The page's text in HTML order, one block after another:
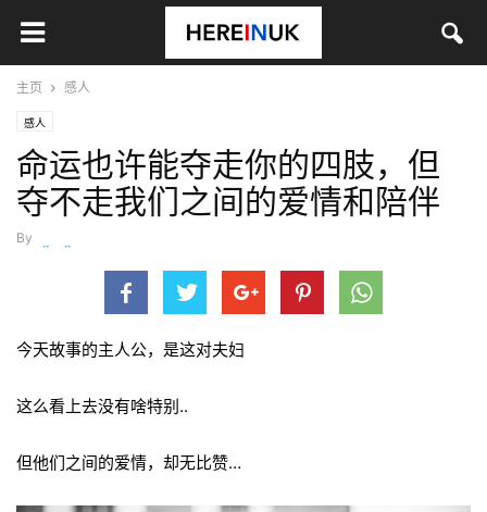
主页 感人
感人
命运也许能夺走你的四肢，但
夺不走我们之间的爱情和陪伴
By
wanjiaojiao
今天故事的主人公，是这对夫妇
这么看上去没有啥特别..
但他们之间的爱情， 却无比赞…